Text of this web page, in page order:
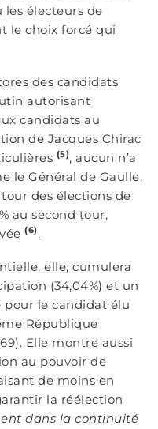
les électeurs de
le choix forcé qui
des candidats
autorisant
candidats au
de Jacques Chirac
(5), aucun n’a
le Général de Gaulle,
des élections de
au second tour,
(6) .
elle, cumulera
(34,04%) et un
le candidat élu
République
Elle montre aussi
au pouvoir de
de moins en
la réélection
dans la continuité